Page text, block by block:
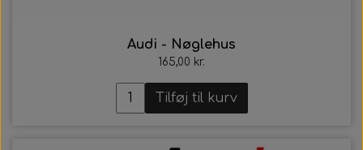
Audi - Nøglehus
165,00 kr.
Tilføj til kurv